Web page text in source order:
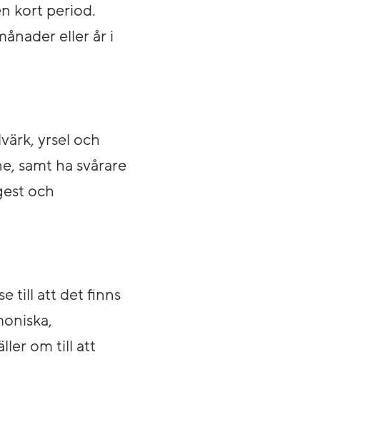
kort period.
eller år i
yrsel och
samt ha svårare
och
till att det finns
om till att